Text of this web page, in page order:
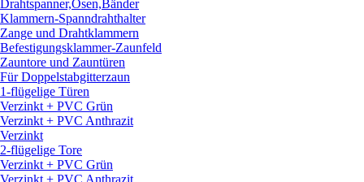
Drahtspanner,Ösen,Bänder
Klammern-Spanndrahthalter
Zange und Drahtklammern
Befestigungsklammer-Zaunfeld
Zauntore und Zauntüren
Für Doppelstabgitterzaun
1-flügelige Türen
Verzinkt + PVC Grün
Verzinkt + PVC Anthrazit
Verzinkt
2-flügelige Tore
Verzinkt + PVC Grün
Verzinkt + PVC Anthrazit